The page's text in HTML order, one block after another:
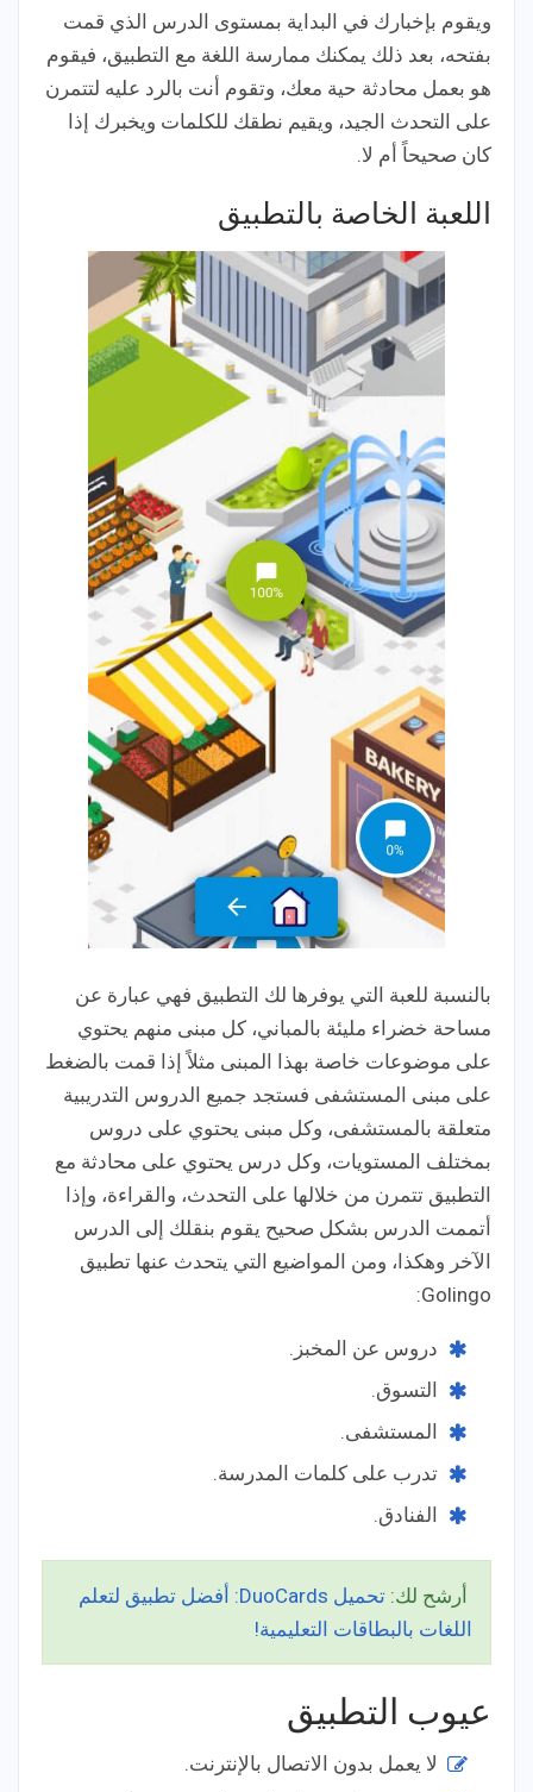
ويقوم بإخبارك في البداية بمستوى الدرس الذي قمت
بفتحه، بعد ذلك يمكنك ممارسة اللغة مع التطبيق، فيقوم
هو بعمل محادثة حية معك، وتقوم أنت بالرد عليه لتتمرن
على التحدث الجيد، ويقيم نطقك للكلمات ويخبرك إذا
كان صحيحاً أم لا.
اللعبة الخاصة بالتطبيق
بالنسبة للعبة التي يوفرها لك التطبيق فهي عبارة عن
مساحة خضراء مليئة بالمباني، كل مبنى منهم يحتوي
على موضوعات خاصة بهذا المبنى مثلاً إذا قمت بالضغط
على مبنى المستشفى فستجد جميع الدروس التدريبية
متعلقة بالمستشفى، وكل مبنى يحتوي على دروس
بمختلف المستويات، وكل درس يحتوي على محادثة مع
التطبيق تتمرن من خلالها على التحدث، والقراءة، وإذا
أتممت الدرس بشكل صحيح يقوم بنقلك إلى الدرس
الآخر وهكذا، ومن المواضيع التي يتحدث عنها تطبيق
Golingo:
دروس عن المخبز.
التسوق.
المستشفى.
تدرب على كلمات المدرسة.
الفنادق.
أرشح لك:
تحميل DuoCards: أفضل تطبيق لتعلم
اللغات بالبطاقات التعليمية!
عيوب التطبيق
لا يعمل بدون الاتصال بالإنترنت.